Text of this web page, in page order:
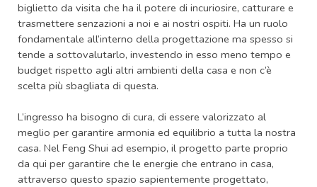
biglietto da visita che ha il potere di incuriosire, catturare e
trasmettere senzazioni a noi e ai nostri ospiti. Ha un ruolo
fondamentale all’interno della progettazione ma spesso si
tende a sottovalutarlo, investendo in esso meno tempo e
budget rispetto agli altri ambienti della casa e non c’è
scelta più sbagliata di questa.
L’ingresso ha bisogno di cura, di essere valorizzato al
meglio per garantire armonia ed equilibrio a tutta la nostra
casa. Nel Feng Shui ad esempio, il progetto parte proprio
da qui per garantire che le energie che entrano in casa,
attraverso questo spazio sapientemente progettato,